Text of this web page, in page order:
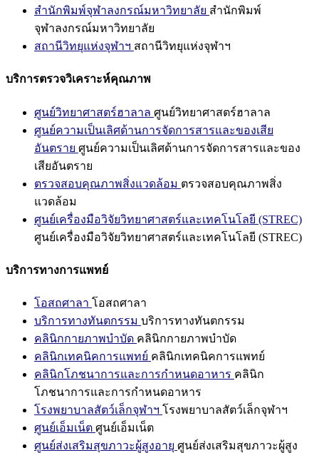
สำนักพิมพ์จุฬาลงกรณ์มหาวิทยาลัย สำนักพิมพ์
จุฬาลงกรณ์มหาวิทยาลัย
สถานีวิทยุแห่งจุฬาฯ สถานีวิทยุแห่งจุฬาฯ
บริการตรวจวิเคราะห์คุณภาพ
ศูนย์วิทยาศาสตร์ฮาลาล ศูนย์วิทยาศาสตร์ฮาลาล
ศูนย์ความเป็นเลิศด้านการจัดการสารและของเสีย
อันตราย ศูนย์ความเป็นเลิศด้านการจัดการสารและของ
เสียอันตราย
ตรวจสอบคุณภาพสิ่งแวดล้อม ตรวจสอบคุณภาพสิ่ง
แวดล้อม
ศูนย์เครื่องมือวิจัยวิทยาศาสตร์และเทคโนโลยี (STREC)
ศูนย์เครื่องมือวิจัยวิทยาศาสตร์และเทคโนโลยี (STREC)
บริการทางการแพทย์
โอสถศาลา โอสถศาลา
บริการทางทันตกรรม บริการทางทันตกรรม
คลินิกกายภาพบำบัด คลินิกกายภาพบำบัด
คลินิกเทคนิคการแพทย์ คลินิกเทคนิคการแพทย์
คลินิกโภชนาการและการกำหนดอาหาร คลินิก
โภชนาการและการกำหนดอาหาร
โรงพยาบาลสัตว์เล็กจุฬาฯ โรงพยาบาลสัตว์เล็กจุฬาฯ
ศูนย์เอ็มเน็ต ศูนย์เอ็มเน็ต
ศูนย์ส่งเสริมสุขภาวะผู้สูงอายุ ศูนย์ส่งเสริมสุขภาวะผู้สูง